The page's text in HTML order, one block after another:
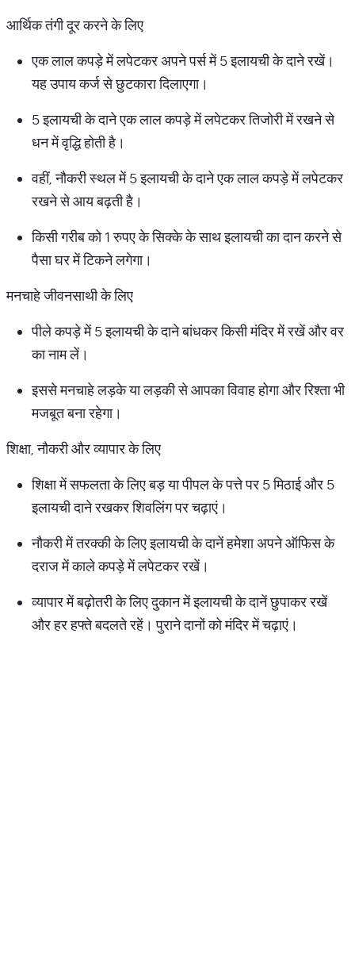
आर्थिक तंगी दूर करने के लिए
एक लाल कपड़े में लपेटकर अपने पर्स में 5 इलायची के दाने रखें।
यह उपाय कर्ज से छुटकारा दिलाएगा।
5 इलायची के दाने एक लाल कपड़े में लपेटकर तिजोरी में रखने से
धन में वृद्धि होती है।
वहीं, नौकरी स्थल में 5 इलायची के दाने एक लाल कपड़े में लपेटकर
रखने से आय बढ़ती है।
किसी गरीब को 1 रुपए के सिक्के के साथ इलायची का दान करने से
पैसा घर में टिकने लगेगा।
मनचाहे जीवनसाथी के लिए
पीले कपड़े में 5 इलायची के दाने बांधकर किसी मंदिर में रखें और वर
का नाम लें।
इससे मनचाहे लड़के या लड़की से आपका विवाह होगा और रिश्ता भी
मजबूत बना रहेगा।
शिक्षा, नौकरी और व्यापार के लिए
शिक्षा में सफलता के लिए बड़ या पीपल के पत्ते पर 5 मिठाई और 5
इलायची दाने रखकर शिवलिंग पर चढ़ाएं।
नौकरी में तरक्की के लिए इलायची के दानें हमेशा अपने ऑफिस के
दराज में काले कपड़े में लपेटकर रखें।
व्यापार में बढ़ोतरी के लिए दुकान में इलायची के दानें छुपाकर रखें
और हर हफ्ते बदलते रहें। पुराने दानों को मंदिर में चढ़ाएं।